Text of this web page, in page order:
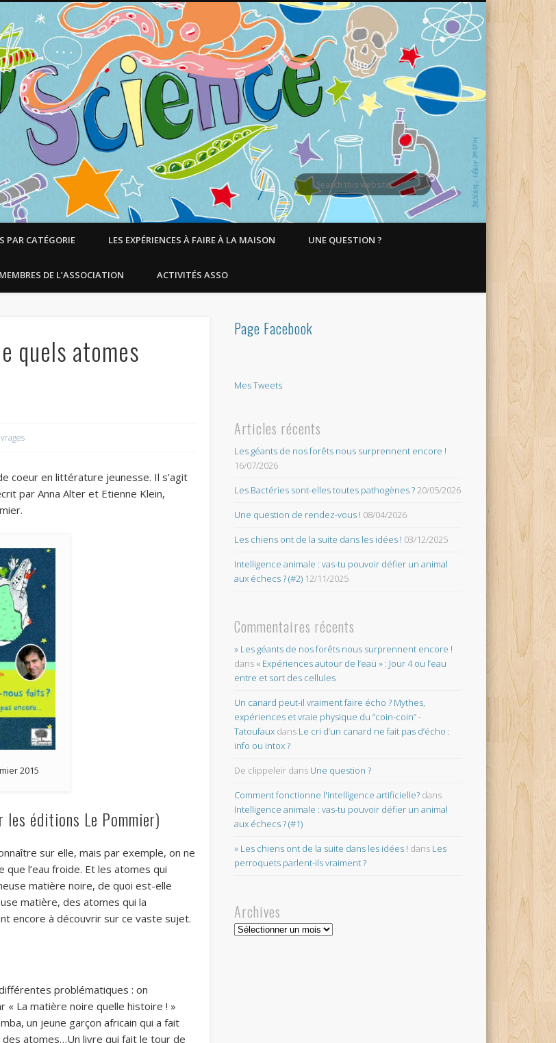
PAR CATÉGORIE LES EXPÉRIENCES À FAIRE À LA MAISON UNE QUESTION ?
DE L’ASSOCIATION ACTIVITÉS ASSO
quels atomes
coeur en littérature jeunesse. Il s’agit
par Anna Alter et Etienne Klein,
2015
éditions Le Pommier)
sur elle, mais par exemple, on ne
l’eau froide. Et les atomes qui
matière noire, de quoi est-elle
matière, des atomes qui la
encore à découvrir sur ce vaste sujet.
problématiques : on
« La matière noire quelle histoire ! »
un jeune garçon africain qui a fait
atomes…Un livre qui fait le tour de
Page Facebook
Mes Tweets
Articles récents
Les géants de nos forêts nous surprennent encore !
16/07/2026
Les Bactéries sont-elles toutes pathogènes ?20/05/2026
Une question de rendez-vous ! 08/04/2026
Les chiens ont de la suite dans les idées ! 03/12/2025
Intelligence animale : vas-tu pouvoir défier un animal
aux échecs ? (#2) 12/11/2025
Commentaires récents
» Les géants de nos forêts nous surprennent encore !
dans « Expériences autour de l’eau » : Jour 4 ou l’eau
entre et sort des cellules
Un canard peut-il vraiment faire écho ? Mythes,
expériences et vraie physique du “coin-coin” -
Tatoufaux dans Le cri d’un canard ne fait pas d’écho :
info ou intox ?
De clippeleir dans Une question ?
Comment fonctionne l'intelligence artificielle? dans
Intelligence animale : vas-tu pouvoir défier un animal
aux échecs ? (#1)
» Les chiens ont de la suite dans les idées ! dans Les
perroquets parlent-ils vraiment ?
Archives
Archives